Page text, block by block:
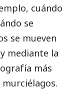
cuándo
se
se mueven
​​mediante la
más